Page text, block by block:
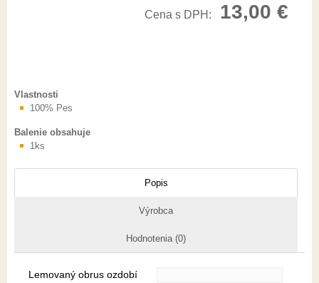
Cena s DPH: 13,00 €
Vlastnosti
100% Pes
Balenie obsahuje
1ks
Popis
Výrobca
Hodnotenia (0)
Lemovaný obrus ozdobí